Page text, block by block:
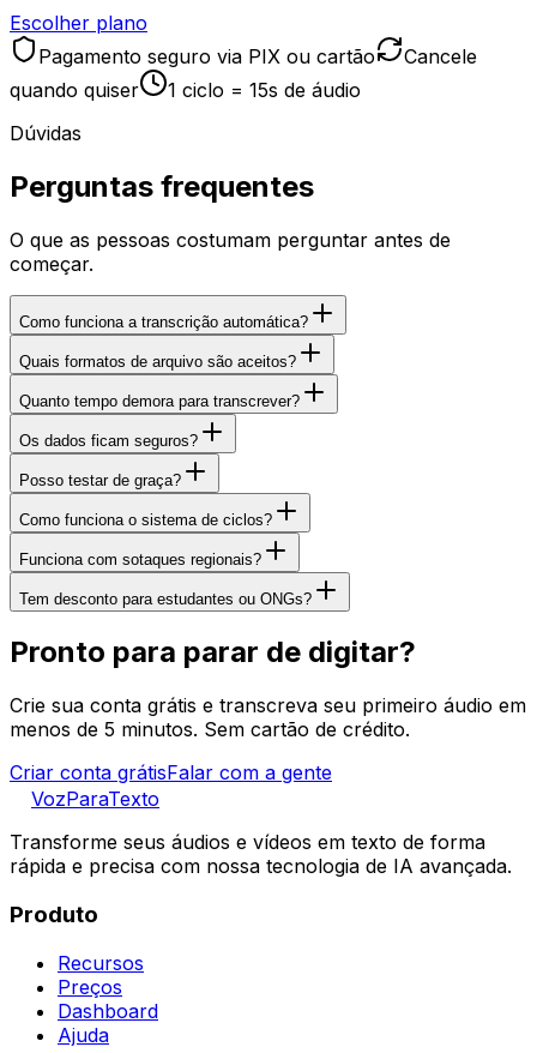
Escolher plano
Pagamento seguro via PIX ou cartão
Cancele
quando quiser
1 ciclo = 15s de áudio
Dúvidas
Perguntas frequentes
O que as pessoas costumam perguntar antes de
começar.
Como funciona a transcrição automática?
Quais formatos de arquivo são aceitos?
Quanto tempo demora para transcrever?
Os dados ficam seguros?
Posso testar de graça?
Como funciona o sistema de ciclos?
Funciona com sotaques regionais?
Tem desconto para estudantes ou ONGs?
Pronto para parar de digitar?
Crie sua conta grátis e transcreva seu primeiro áudio em
menos de 5 minutos. Sem cartão de crédito.
Criar conta grátisFalar com a gente
VozParaTexto
Transforme seus áudios e vídeos em texto de forma
rápida e precisa com nossa tecnologia de IA avançada.
Produto
Recursos
Preços
Dashboard
Ajuda